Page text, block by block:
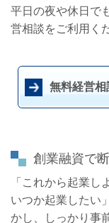
平日の夜や休日で
営相談をご利用く
無料経営相
創業融資で
「これから起業し
いつか起業したい
かし、しっかり事